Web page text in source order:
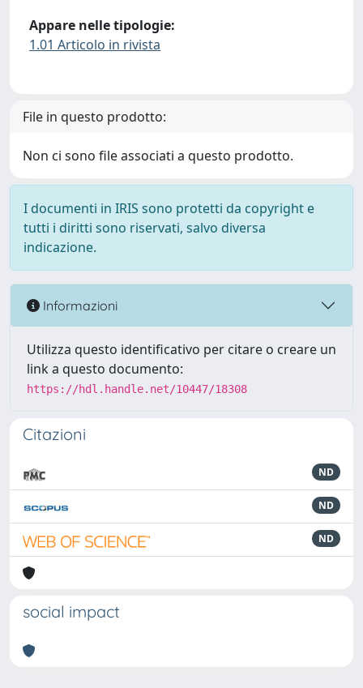
Appare nelle tipologie:
1.01 Articolo in rivista
File in questo prodotto:
Non ci sono file associati a questo prodotto.
I documenti in IRIS sono protetti da copyright e
tutti i diritti sono riservati, salvo diversa
indicazione.
Informazioni
Utilizza questo identificativo per citare o creare un
link a questo documento:
https://hdl.handle.net/10447/18308
Citazioni
ND
ND
ND
social impact